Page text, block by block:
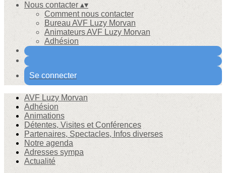
Nous contacter ▴▾
Comment nous contacter
Bureau AVF Luzy Morvan
Animateurs AVF Luzy Morvan
Adhésion
Se connecter
AVF Luzy Morvan
Adhésion
Animations
Détentes, Visites et Conférences
Partenaires, Spectacles, Infos diverses
Notre agenda
Adresses sympa
Actualité